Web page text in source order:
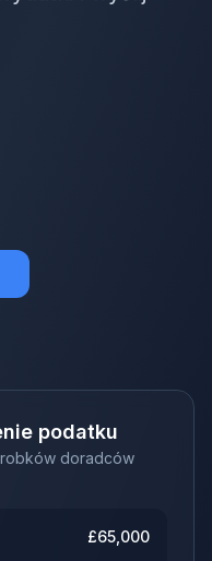
podatku
doradców
£65,000